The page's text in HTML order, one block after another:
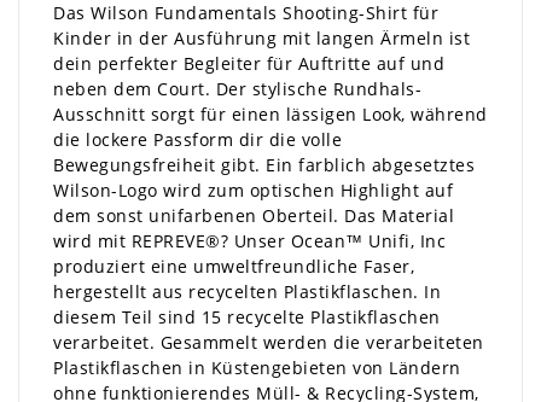
Das Wilson Fundamentals Shooting-Shirt für
Kinder in der Ausführung mit langen Ärmeln ist
dein perfekter Begleiter für Auftritte auf und
neben dem Court. Der stylische Rundhals-
Ausschnitt sorgt für einen lässigen Look, während
die lockere Passform dir die volle
Bewegungsfreiheit gibt. Ein farblich abgesetztes
Wilson-Logo wird zum optischen Highlight auf
dem sonst unifarbenen Oberteil. Das Material
wird mit REPREVE®? Unser Ocean™ Unifi, Inc
produziert eine umweltfreundliche Faser,
hergestellt aus recycelten Plastikflaschen. In
diesem Teil sind 15 recycelte Plastikflaschen
verarbeitet. Gesammelt werden die verarbeiteten
Plastikflaschen in Küstengebieten von Ländern
ohne funktionierendes Müll- & Recycling-System,